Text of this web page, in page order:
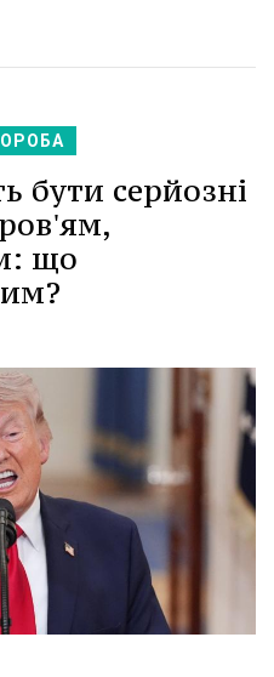
бути серйозні
що